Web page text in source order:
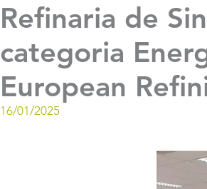
Refinaria de
categoria
European
16/01/2025